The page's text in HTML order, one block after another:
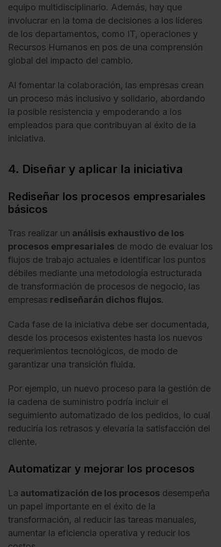
equipo multidisciplinario. Además, hay que
involucrar en la toma de decisiones a los líderes
de los departamentos, como IT, operaciones y
Recursos Humanos en pos de una comprensión
global del impacto del cambio.
Al fomentar la colaboración, las empresas crean
un proceso más inclusivo y solidario, abordando
la posible resistencia y empoderando a los
empleados para que contribuyan al éxito de la
iniciativa.
4. Diseñar y aplicar la iniciativa
Rediseñar los procesos empresariales
básicos
Tras realizar un análisis exhaustivo de los
procesos empresariales de modo de evaluar los
flujos de trabajo actuales e identificar los puntos
débiles mediante una metodología estructurada
de transformación de procesos de negocio, las
empresas rediseñarán dichos flujos.
Cada fase de la iniciativa debe ser documentada,
desde los procesos existentes hasta los nuevos
requerimientos tecnológicos, de modo de
garantizar una transición fluida.
Por ejemplo, un nuevo proceso para la gestión de
la cadena de suministro podría incluir el
seguimiento automatizado de los pedidos, lo cual
reduciría los retrasos y elevaría la satisfacción del
cliente.
Automatizar y mejorar los procesos
La automatización de los procesos desempeña
un papel importante en el éxito de la
transformación, al reducir las tareas manuales,
aumentar la eficiencia operativa y reducir los